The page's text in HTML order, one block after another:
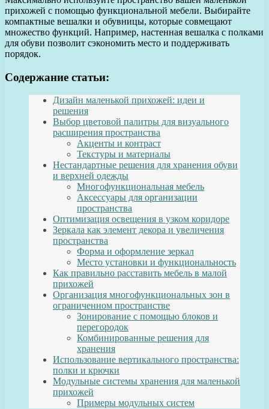
прихожей с помощью функциональной мебели. Выбирайте
компактные вешалки и обувницы, которые совмещают
множество функций. Например, настенная вешалка с полками
для обуви позволит сэкономить место и поддерживать
порядок.
Содержание статьи:
Дизайн маленькой прихожей: идеи и
решения
Выбор цветовой палитры для визуального
расширения пространства
Акценты и контраст
Текстуры и материалы
Нестандартные решения для хранения обуви
и верхней одежды
Многофункциональная мебель
Аксессуары для организации
пространства
Оптимизация освещения в узком коридоре
Зеркала как элемент декора и увеличения
пространства
Форма и оформление зеркал
Место установки и функциональность
Как правильно расставить мебель в малой
прихожей
Организация многофункциональных зон в
ограниченном пространстве
Зонирование с помощью блоков и
перегородок
Комбинированные решения для
хранения
Использование вертикального пространства:
полки и крючки
Модульные системы хранения для маленькой
прихожей
Примеры модульных систем